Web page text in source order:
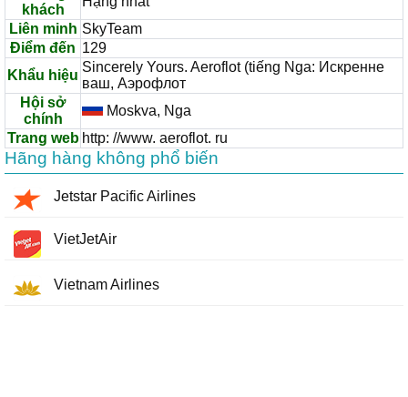
khách
Liên minh SkyTeam
Điểm đến 129
Khẩu hiệu
Sincerely Yours. Aeroflot (tiếng Nga: Искренне
ваш, Аэрофлот
Hội sở
chính
Moskva, Nga
Trang web http: //www. aeroflot. ru
Hãng hàng không phổ biến
Jetstar Pacific Airlines
VietJetAir
Vietnam Airlines